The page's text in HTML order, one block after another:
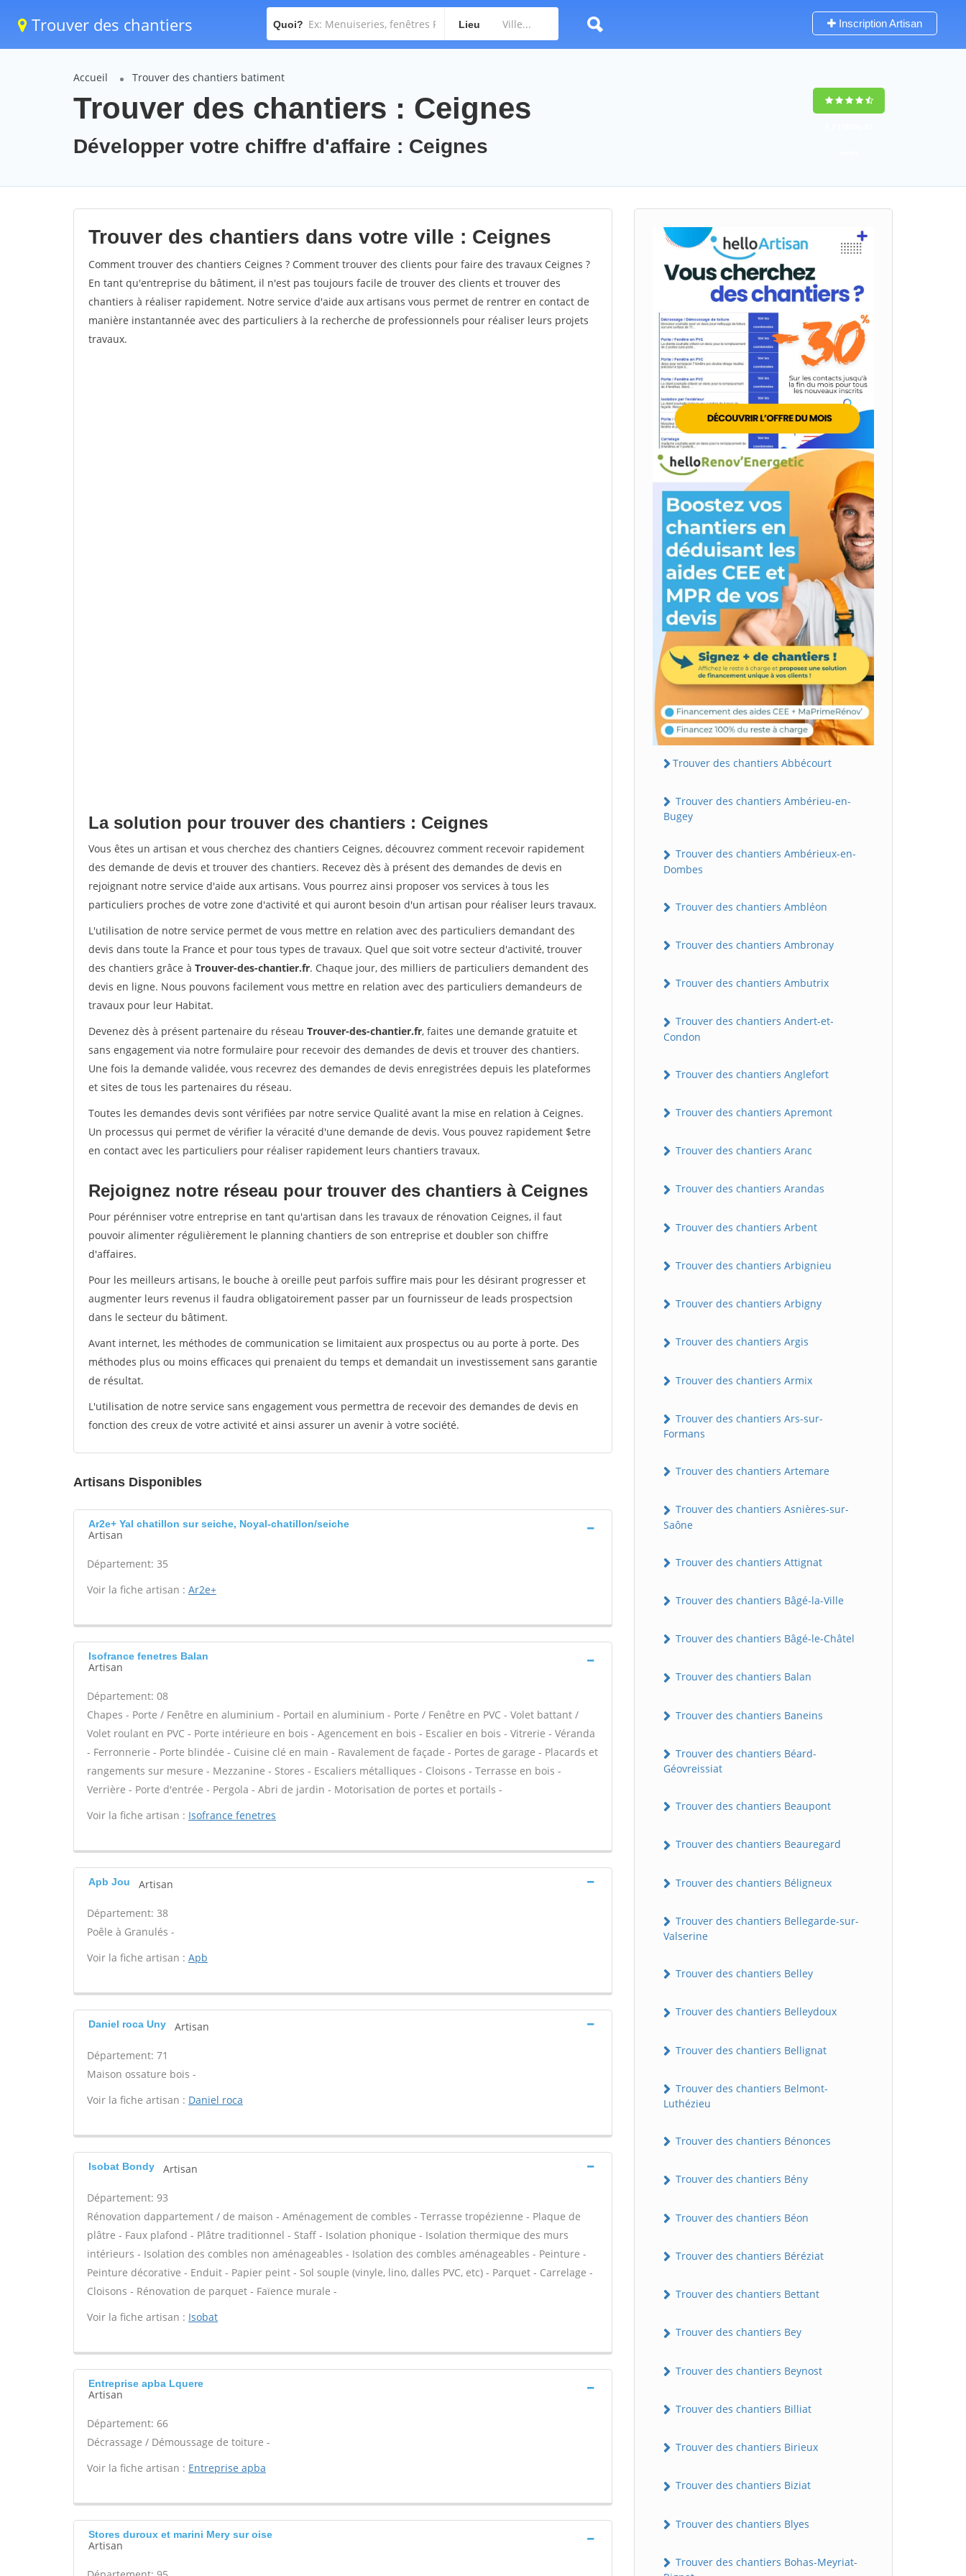
Trouver des chantiers Quoi? Lieu Inscription Artisan
Accueil Trouver des chantiers batiment
Trouver des chantiers : Ceignes
Développer votre chiffre d'affaire : Ceignes
Trouver des chantiers dans votre ville : Ceignes
Comment trouver des chantiers Ceignes ? Comment trouver des clients pour faire des travaux Ceignes ?
En tant qu'entreprise du bâtiment, il n'est pas toujours facile de trouver des clients et trouver des
chantiers à réaliser rapidement. Notre service d'aide aux artisans vous permet de rentrer en contact de
manière instantannée avec des particuliers à la recherche de professionnels pour réaliser leurs projets
travaux.
La solution pour trouver des chantiers : Ceignes
Vous êtes un artisan et vous cherchez des chantiers Ceignes, découvrez comment recevoir rapidement
des demande de devis et trouver des chantiers. Recevez dès à présent des demandes de devis en
rejoignant notre service d'aide aux artisans. Vous pourrez ainsi proposer vos services à tous les
particuliers proches de votre zone d'activité et qui auront besoin d'un artisan pour réaliser leurs travaux.
L'utilisation de notre service permet de vous mettre en relation avec des particuliers demandant des
devis dans toute la France et pour tous types de travaux. Quel que soit votre secteur d'activité, trouver
des chantiers grâce à Trouver-des-chantier.fr. Chaque jour, des milliers de particuliers demandent des
devis en ligne. Nous pouvons facilement vous mettre en relation avec des particuliers demandeurs de
travaux pour leur Habitat.
Devenez dès à présent partenaire du réseau Trouver-des-chantier.fr, faites une demande gratuite et
sans engagement via notre formulaire pour recevoir des demandes de devis et trouver des chantiers.
Une fois la demande validée, vous recevrez des demandes de devis enregistrées depuis les plateformes
et sites de tous les partenaires du réseau.
Toutes les demandes devis sont vérifiées par notre service Qualité avant la mise en relation à Ceignes.
Un processus qui permet de vérifier la véracité d'une demande de devis. Vous pouvez rapidement $etre
en contact avec les particuliers pour réaliser rapidement leurs chantiers travaux.
Rejoignez notre réseau pour trouver des chantiers à Ceignes
Pour pérénniser votre entreprise en tant qu'artisan dans les travaux de rénovation Ceignes, il faut
pouvoir alimenter régulièrement le planning chantiers de son entreprise et doubler son chiffre
d'affaires.
Pour les meilleurs artisans, le bouche à oreille peut parfois suffire mais pour les désirant progresser et
augmenter leurs revenus il faudra obligatoirement passer par un fournisseur de leads prospectsion
dans le secteur du bâtiment.
Avant internet, les méthodes de communication se limitaient aux prospectus ou au porte à porte. Des
méthodes plus ou moins efficaces qui prenaient du temps et demandait un investissement sans garantie
de résultat.
L'utilisation de notre service sans engagement vous permettra de recevoir des demandes de devis en
fonction des creux de votre activité et ainsi assurer un avenir à votre société.
Artisans Disponibles
Ar2e+ Yal chatillon sur seiche, Noyal-chatillon/seiche
Artisan
Département: 35
Voir la fiche artisan : Ar2e+
Isofrance fenetres Balan
Artisan
Département: 08
Chapes - Porte / Fenêtre en aluminium - Portail en aluminium - Porte / Fenêtre en PVC - Volet battant /
Volet roulant en PVC - Porte intérieure en bois - Agencement en bois - Escalier en bois - Vitrerie - Véranda
- Ferronnerie - Porte blindée - Cuisine clé en main - Ravalement de façade - Portes de garage - Placards et
rangements sur mesure - Mezzanine - Stores - Escaliers métalliques - Cloisons - Terrasse en bois -
Verrière - Porte d'entrée - Pergola - Abri de jardin - Motorisation de portes et portails -
Voir la fiche artisan : Isofrance fenetres
Apb Jou Artisan
Département: 38
Poêle à Granulés -
Voir la fiche artisan : Apb
Daniel roca Uny Artisan
Département: 71
Maison ossature bois -
Voir la fiche artisan : Daniel roca
Isobat Bondy Artisan
Département: 93
Rénovation dappartement / de maison - Aménagement de combles - Terrasse tropézienne - Plaque de
plâtre - Faux plafond - Plâtre traditionnel - Staff - Isolation phonique - Isolation thermique des murs
intérieurs - Isolation des combles non aménageables - Isolation des combles aménageables - Peinture -
Peinture décorative - Enduit - Papier peint - Sol souple (vinyle, lino, dalles PVC, etc) - Parquet - Carrelage -
Cloisons - Rénovation de parquet - Faïence murale -
Voir la fiche artisan : Isobat
Entreprise apba Lquere
Artisan
Département: 66
Décrassage / Démoussage de toiture -
Voir la fiche artisan : Entreprise apba
Stores duroux et marini Mery sur oise
Artisan
Trouver des chantiers Abbécourt
Trouver des chantiers Ambérieu-en-
Bugey
Trouver des chantiers Ambérieux-en-
Dombes
Trouver des chantiers Ambléon
Trouver des chantiers Ambronay
Trouver des chantiers Ambutrix
Trouver des chantiers Andert-et-
Condon
Trouver des chantiers Anglefort
Trouver des chantiers Apremont
Trouver des chantiers Aranc
Trouver des chantiers Arandas
Trouver des chantiers Arbent
Trouver des chantiers Arbignieu
Trouver des chantiers Arbigny
Trouver des chantiers Argis
Trouver des chantiers Armix
Trouver des chantiers Ars-sur-
Formans
Trouver des chantiers Artemare
Trouver des chantiers Asnières-sur-
Saône
Trouver des chantiers Attignat
Trouver des chantiers Bâgé-la-Ville
Trouver des chantiers Bâgé-le-Châtel
Trouver des chantiers Balan
Trouver des chantiers Baneins
Trouver des chantiers Béard-
Géovreissiat
Trouver des chantiers Beaupont
Trouver des chantiers Beauregard
Trouver des chantiers Béligneux
Trouver des chantiers Bellegarde-sur-
Valserine
Trouver des chantiers Belley
Trouver des chantiers Belleydoux
Trouver des chantiers Bellignat
Trouver des chantiers Belmont-
Luthézieu
Trouver des chantiers Bénonces
Trouver des chantiers Bény
Trouver des chantiers Béon
Trouver des chantiers Béréziat
Trouver des chantiers Bettant
Trouver des chantiers Bey
Trouver des chantiers Beynost
Trouver des chantiers Billiat
Trouver des chantiers Birieux
Trouver des chantiers Biziat
Trouver des chantiers Blyes
Trouver des chantiers Bohas-Meyriat-